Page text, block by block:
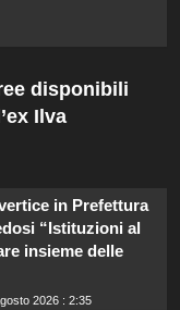
disponibili
Ilva
in Prefettura
“Istituzioni al
insieme delle
2026 : 2:35